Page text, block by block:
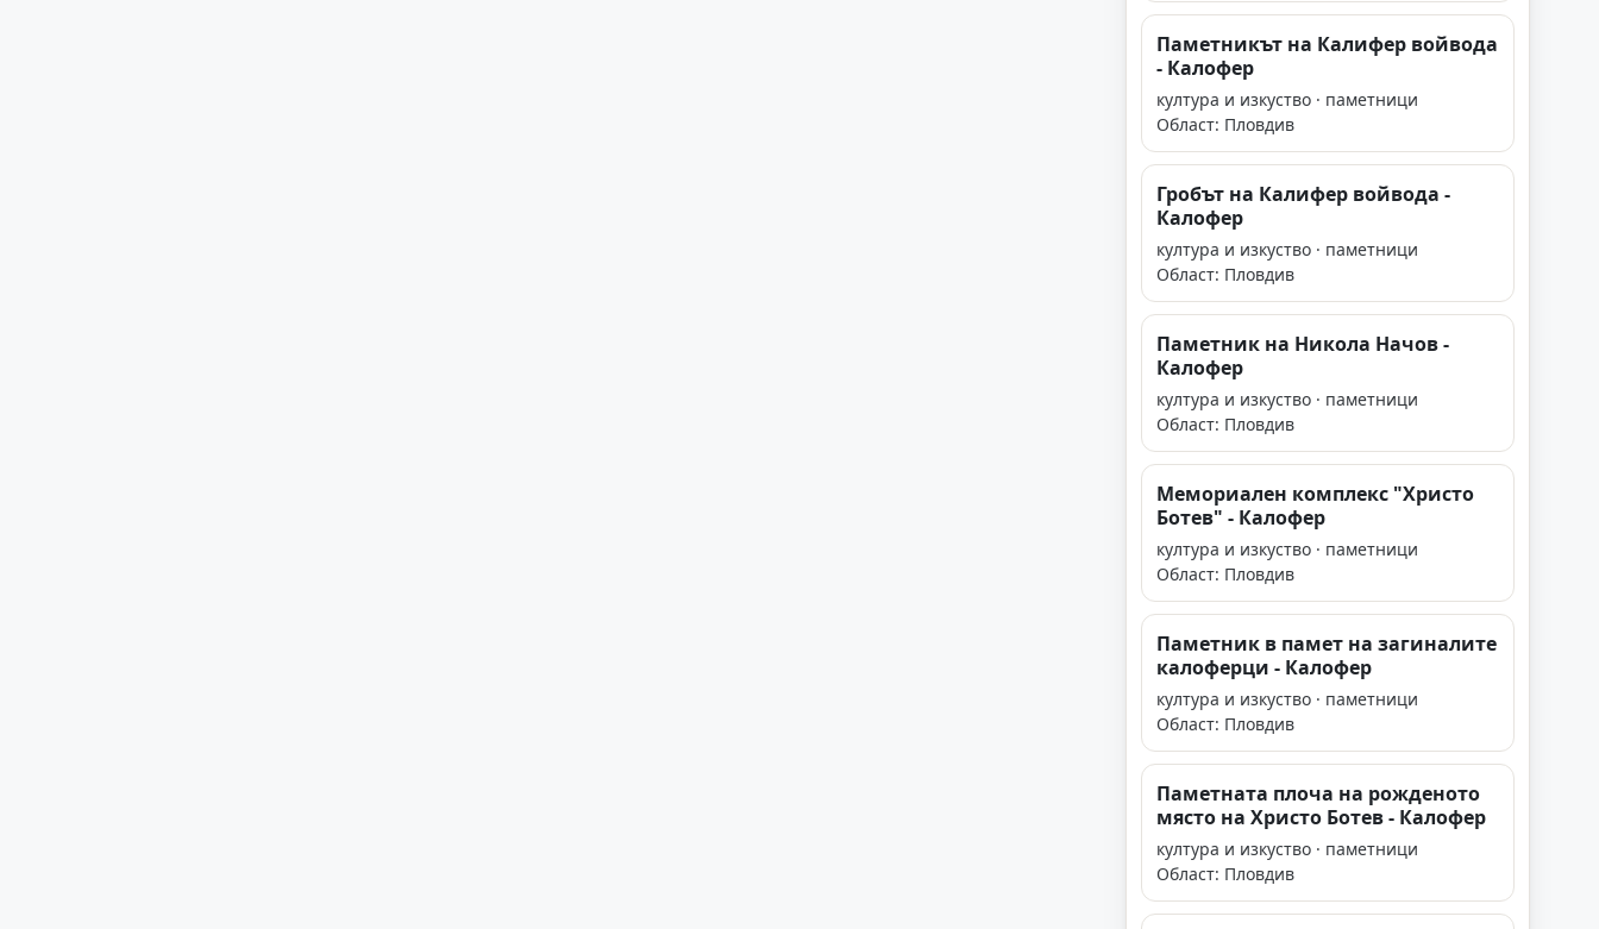
Паметникът на Калифер войвода
- Калофер
култура и изкуство · паметници
Област: Пловдив
Гробът на Калифер войвода -
Калофер
култура и изкуство · паметници
Област: Пловдив
Паметник на Никола Начов -
Калофер
култура и изкуство · паметници
Област: Пловдив
Мемориален комплекс "Христо
Ботев" - Калофер
култура и изкуство · паметници
Област: Пловдив
Паметник в памет на загиналите
калоферци - Калофер
култура и изкуство · паметници
Област: Пловдив
Паметната плоча на рожденото
място на Христо Ботев - Калофер
култура и изкуство · паметници
Област: Пловдив